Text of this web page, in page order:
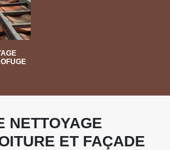
NETTOYAGE
ET FAÇADE